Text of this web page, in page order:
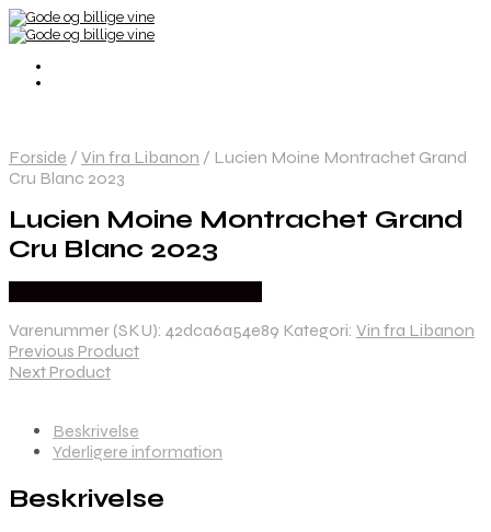
Forside / Vin fra Libanon / Lucien Moine Montrachet Grand
Cru Blanc 2023
Lucien Moine Montrachet Grand
Cru Blanc 2023
Varenummer (SKU): 42dca6a54e89 Kategori: Vin fra Libanon
Previous Product
Next Product
Beskrivelse
Yderligere information
Beskrivelse